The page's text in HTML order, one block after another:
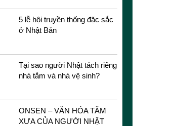
5 lễ hội truyền thống đặc sắc
ở Nhật Bản
Tại sao người Nhật tách riêng
nhà tắm và nhà vệ sinh?
ONSEN – VĂN HÓA TẮM
XƯA CỦA NGƯỜI NHẬT